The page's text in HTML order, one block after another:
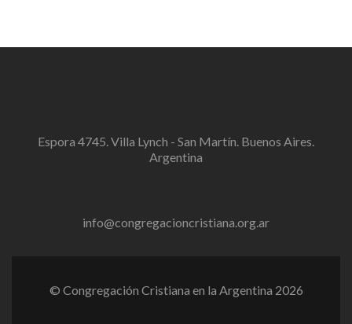
Espora 4745. Villa Lynch - San Martín. Buenos Aires.
Argentina
info@congregacioncristiana.org.ar
© Congregación Cristiana en la Argentina 2026